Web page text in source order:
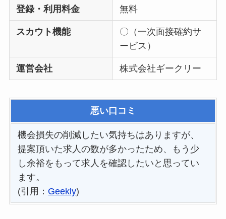
登録・利用料金 無料
スカウト機能
〇（一次面接確約サ
ービス）
運営会社 株式会社ギークリー
悪い口コミ
機会損失の削減したい気持ちはありますが、
提案頂いた求人の数が多かったため、もう少
し余裕をもって求人を確認したいと思ってい
ます。
(引用： Geekly)